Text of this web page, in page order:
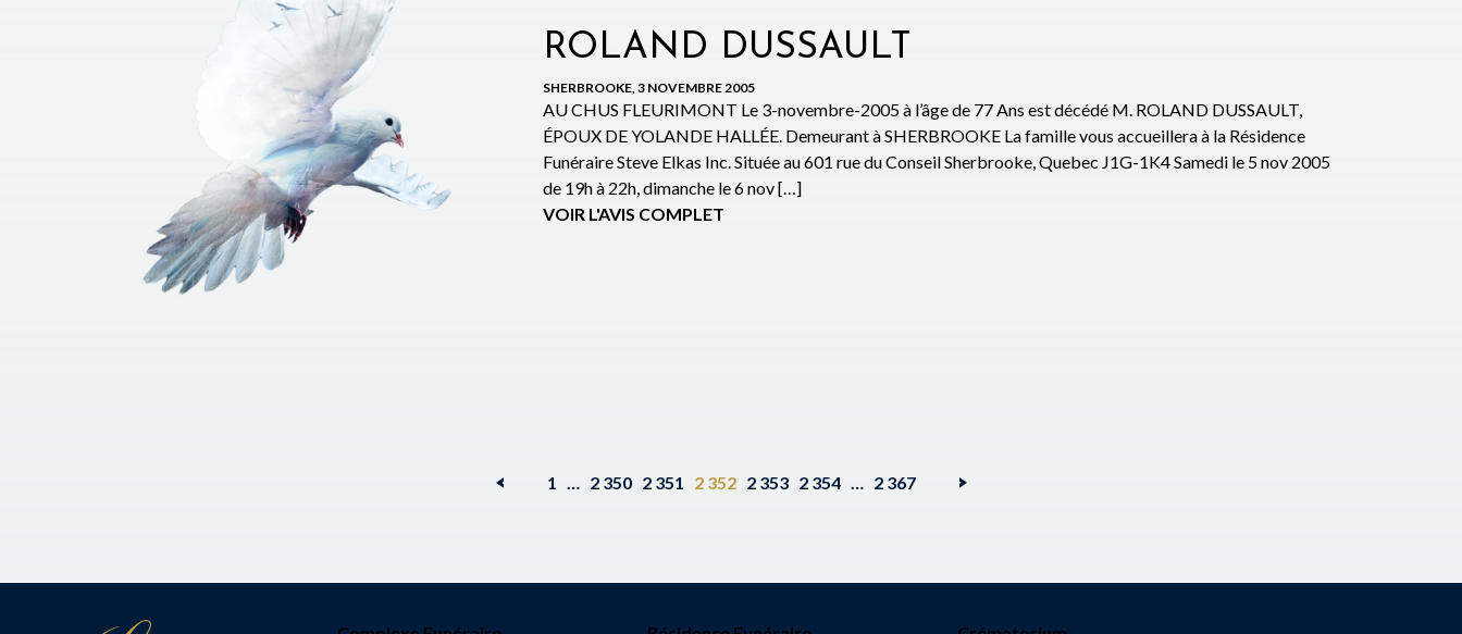
ROLAND DUSSAULT
SHERBROOKE, 3 NOVEMBRE 2005
AU CHUS FLEURIMONT Le 3-novembre-2005 à l’âge de 77 Ans est décédé M. ROLAND DUSSAULT,
ÉPOUX DE YOLANDE HALLÉE. Demeurant à SHERBROOKE La famille vous accueillera à la Résidence
Funéraire Steve Elkas Inc. Située au 601 rue du Conseil Sherbrooke, Quebec J1G-1K4 Samedi le 5 nov 2005
de 19h à 22h, dimanche le 6 nov […]
VOIR L'AVIS COMPLET
1 2 350 2 351 2 352 2 353 2 354 2 367